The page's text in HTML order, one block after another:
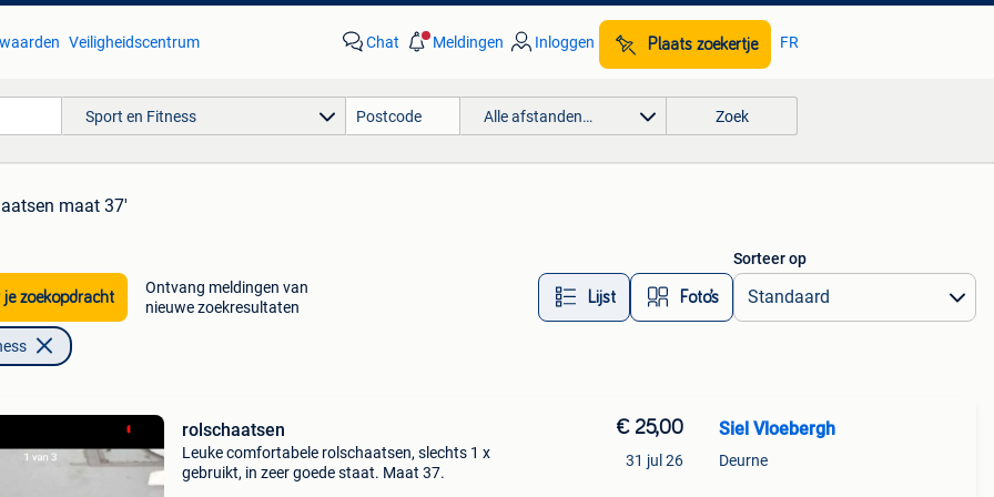
Veiligheidscentrum Chat Meldingen Inloggen Plaats zoekertje FR
Sport en Fitness Alle afstanden… Zoek
maat 37'
je zoekopdracht
Ontvang meldingen van
nieuwe zoekresultaten
Lijst Foto’s
Sorteer op
rolschaatsen
Leuke comfortabele rolschaatsen, slechts 1 x
gebruikt, in zeer goede staat. Maat 37.
€ 25,00
31 jul 26
Siel Vloebergh
Deurne